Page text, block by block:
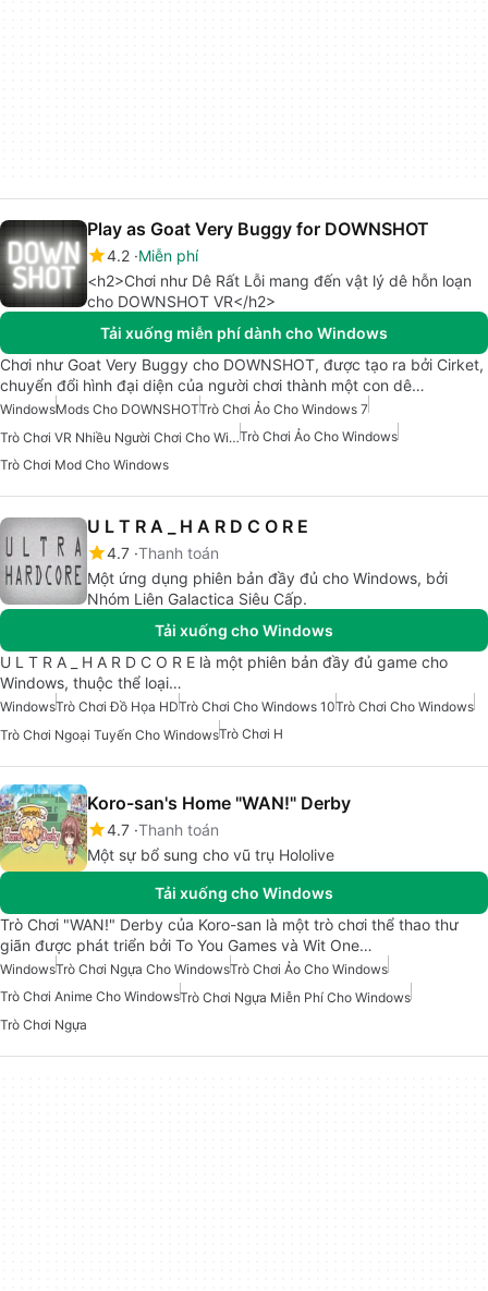
Play as Goat Very Buggy for DOWNSHOT
4.2 Miễn phí
<h2>Chơi như Dê Rất Lỗi mang đến vật lý dê hỗn loạn
cho DOWNSHOT VR</h2>
Tải xuống miễn phí dành cho Windows
Chơi như Goat Very Buggy cho DOWNSHOT, được tạo ra bởi Cirket,
chuyển đổi hình đại diện của người chơi thành một con dê…
WindowsMods Cho DOWNSHOTTrò Chơi Ảo Cho Windows 7
Trò Chơi VR Nhiều Người Chơi Cho WindowsTrò Chơi Ảo Cho Windows
Trò Chơi Mod Cho Windows
U L T R A _ H A R D C O R E
4.7 Thanh toán
Một ứng dụng phiên bản đầy đủ cho Windows, bởi
Nhóm Liên Galactica Siêu Cấp.
Tải xuống cho Windows
U L T R A _ H A R D C O R E là một phiên bản đầy đủ game cho
Windows, thuộc thể loại…
WindowsTrò Chơi Đồ Họa HDTrò Chơi Cho Windows 10Trò Chơi Cho Windows
Trò Chơi Ngoại Tuyến Cho WindowsTrò Chơi H
Koro-san's Home "WAN!" Derby
4.7 Thanh toán
Một sự bổ sung cho vũ trụ Hololive
Tải xuống cho Windows
Trò Chơi "WAN!" Derby của Koro-san là một trò chơi thể thao thư
giãn được phát triển bởi To You Games và Wit One…
WindowsTrò Chơi Ngựa Cho WindowsTrò Chơi Ảo Cho Windows
Trò Chơi Anime Cho WindowsTrò Chơi Ngựa Miễn Phí Cho Windows
Trò Chơi Ngựa